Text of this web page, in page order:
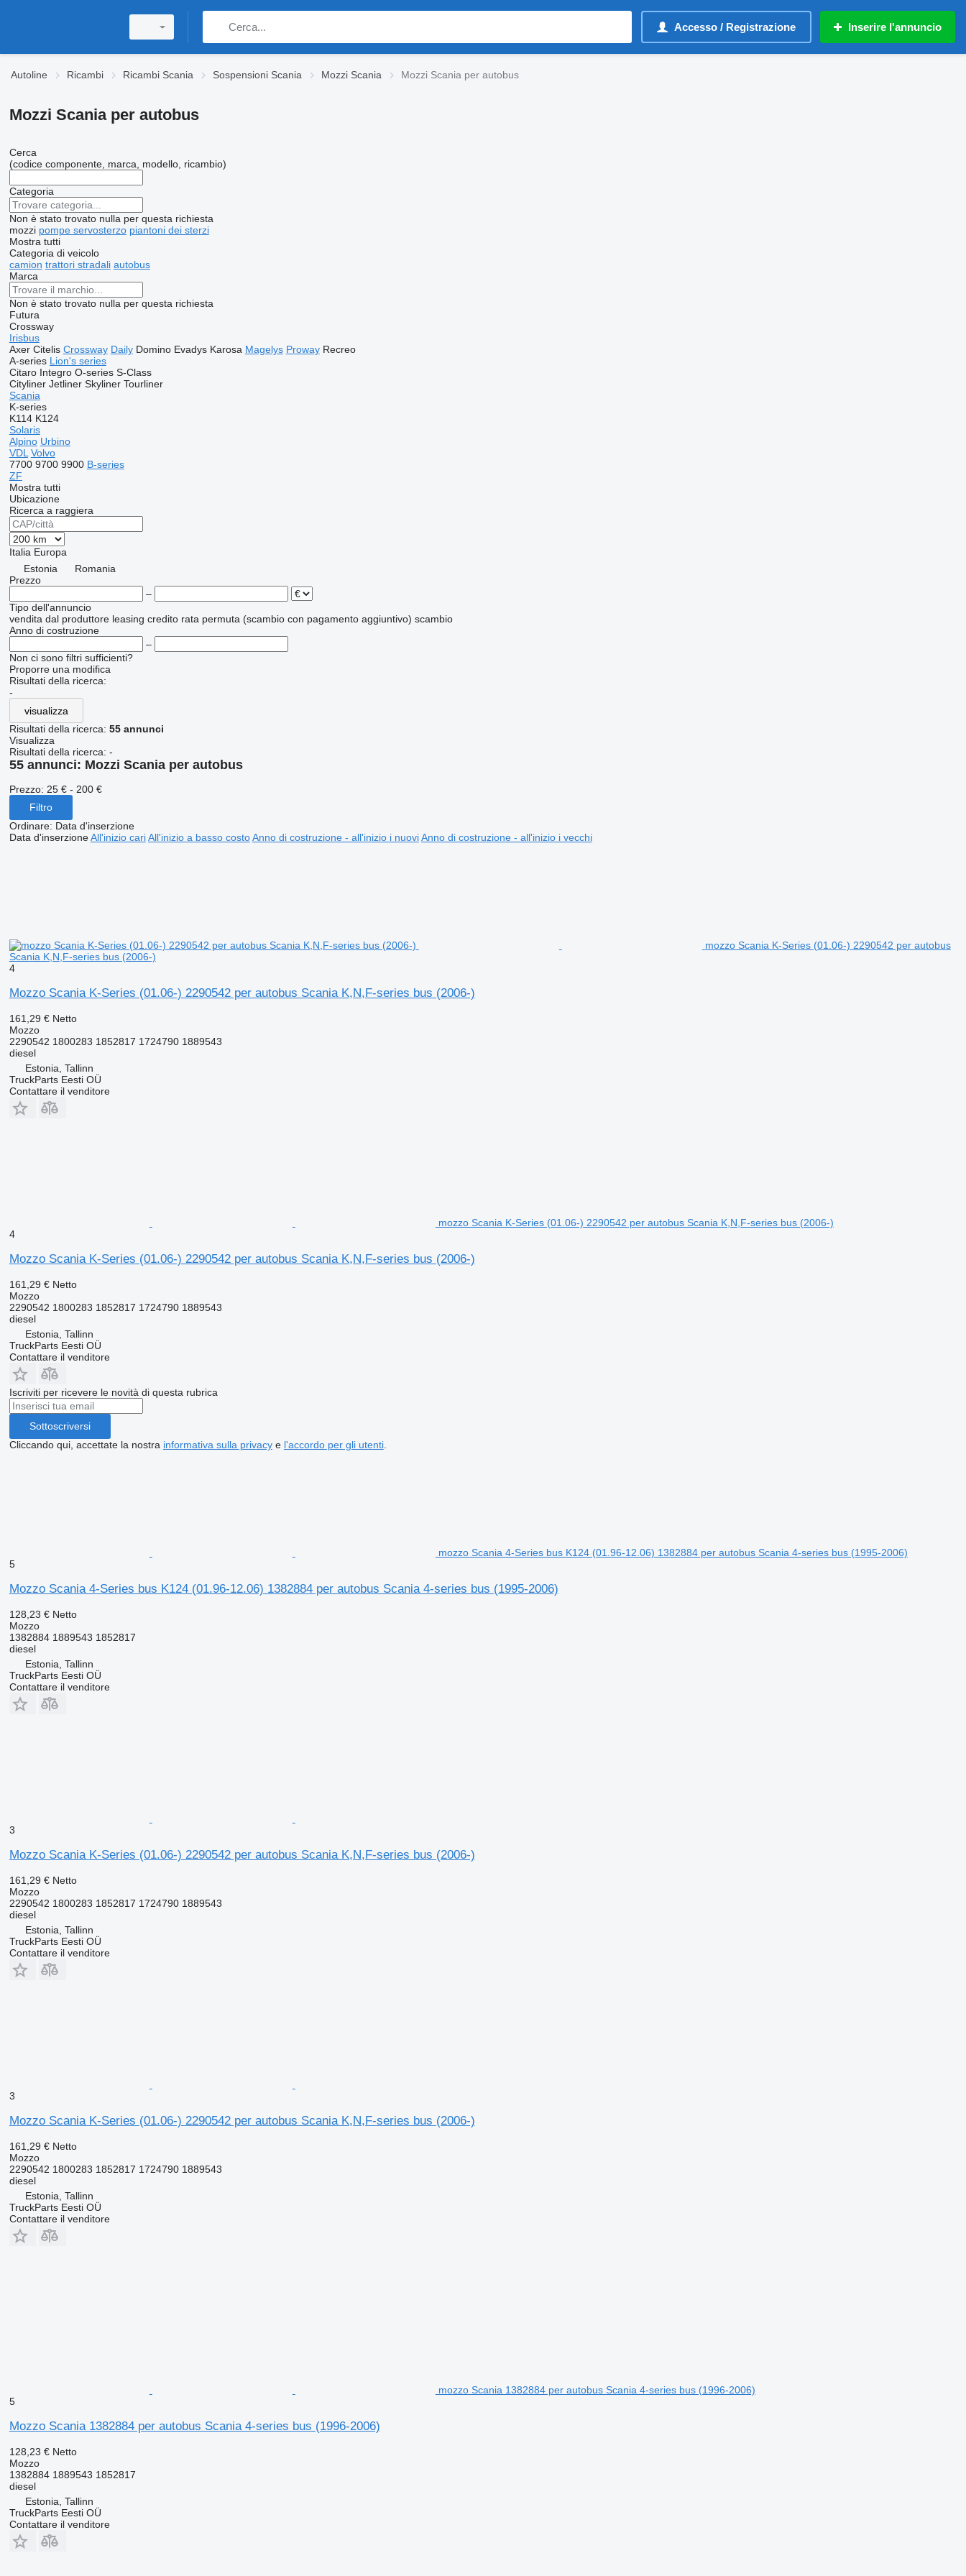
Accesso / Registrazione Inserire l'annuncio
Autoline Ricambi Ricambi Scania Sospensioni Scania Mozzi Scania Mozzi Scania per autobus
Mozzi Scania per autobus
Cerca
(codice componente, marca, modello, ricambio)
Categoria
Non è stato trovato nulla per questa richiesta
mozzi pompe servosterzo piantoni dei sterzi
Mostra tutti
Categoria di veicolo
camion trattori stradali autobus
Marca
Non è stato trovato nulla per questa richiesta
Futura
Crossway
Irisbus
Axer Citelis Crossway Daily Domino Evadys Karosa Magelys Proway Recreo
A-series Lion's series
Citaro Integro O-series S-Class
Cityliner Jetliner Skyliner Tourliner
Scania
K-series
K114 K124
Solaris
Alpino Urbino
VDL Volvo
7700 9700 9900 B-series
ZF
Mostra tutti
Ubicazione
Ricerca a raggiera
Italia Europa
Estonia
Romania
Prezzo
–
Tipo dell'annuncio
vendita dal produttore leasing credito rata permuta (scambio con pagamento aggiuntivo) scambio
Anno di costruzione
–
Non ci sono filtri sufficienti?
Proporre una modifica
Risultati della ricerca:
-
visualizza
Risultati della ricerca: 55 annunci
Visualizza
Risultati della ricerca: -
55 annunci: Mozzi Scania per autobus
Prezzo: 25 € - 200 €
Filtro
Ordinare: Data d'inserzione
Data d'inserzione All'inizio cari All'inizio a basso costo Anno di costruzione - all'inizio i nuovi Anno di costruzione - all'inizio i vecchi
mozzo Scania K-Series (01.06-) 2290542 per autobus
Scania K,N,F-series bus (2006-)
4
Mozzo Scania K-Series (01.06-) 2290542 per autobus Scania K,N,F-series bus (2006-)
161,29 € Netto
Mozzo
2290542 1800283 1852817 1724790 1889543
diesel
Estonia, Tallinn
TruckParts Eesti OÜ
Contattare il venditore
mozzo Scania K-Series (01.06-) 2290542 per autobus Scania K,N,F-series bus (2006-)
4
Mozzo Scania K-Series (01.06-) 2290542 per autobus Scania K,N,F-series bus (2006-)
161,29 € Netto
Mozzo
2290542 1800283 1852817 1724790 1889543
diesel
Estonia, Tallinn
TruckParts Eesti OÜ
Contattare il venditore
Iscriviti per ricevere le novità di questa rubrica
Sottoscriversi
Cliccando qui, accettate la nostra informativa sulla privacye l'accordo per gli utenti.
mozzo Scania 4-Series bus K124 (01.96-12.06) 1382884 per autobus Scania 4-series bus (1995-2006)
5
Mozzo Scania 4-Series bus K124 (01.96-12.06) 1382884 per autobus Scania 4-series bus (1995-2006)
128,23 € Netto
Mozzo
1382884 1889543 1852817
diesel
Estonia, Tallinn
TruckParts Eesti OÜ
Contattare il venditore
3
Mozzo Scania K-Series (01.06-) 2290542 per autobus Scania K,N,F-series bus (2006-)
161,29 € Netto
Mozzo
2290542 1800283 1852817 1724790 1889543
diesel
Estonia, Tallinn
TruckParts Eesti OÜ
Contattare il venditore
3
Mozzo Scania K-Series (01.06-) 2290542 per autobus Scania K,N,F-series bus (2006-)
161,29 € Netto
Mozzo
2290542 1800283 1852817 1724790 1889543
diesel
Estonia, Tallinn
TruckParts Eesti OÜ
Contattare il venditore
mozzo Scania 1382884 per autobus Scania 4-series bus (1996-2006)
5
Mozzo Scania 1382884 per autobus Scania 4-series bus (1996-2006)
128,23 € Netto
Mozzo
1382884 1889543 1852817
diesel
Estonia, Tallinn
TruckParts Eesti OÜ
Contattare il venditore